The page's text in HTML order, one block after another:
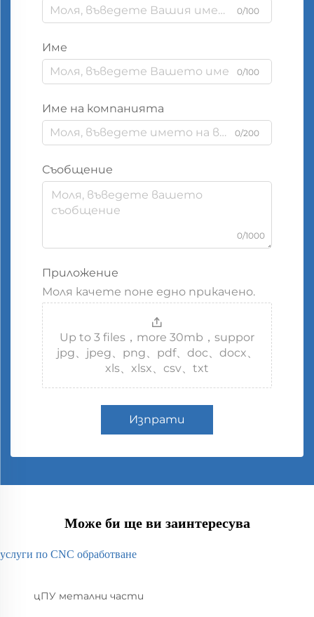
0/100
Име
0/100
Име на компанията
0/200
Съобщение
0/1000
Приложение
Моля качете поне едно прикачено.
Up to 3 files，more 30mb，suppor
jpg、jpeg、png、pdf、doc、docx、
xls、xlsx、csv、txt
Изпрати
Може би ще ви заинтересува
услуги по CNC обработване
цПУ метални части